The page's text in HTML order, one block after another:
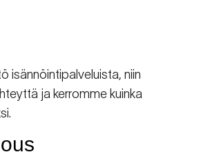
isännöintipalveluista, niin
ja kerromme kuinka